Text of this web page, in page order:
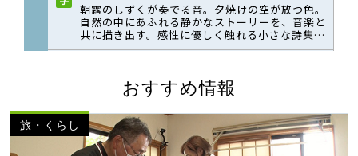
おすすめ情報
旅・くらし